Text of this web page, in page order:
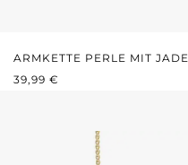
ARMKETTE PERLE MIT JADE
REGULÄRER PREIS:
39,99 €